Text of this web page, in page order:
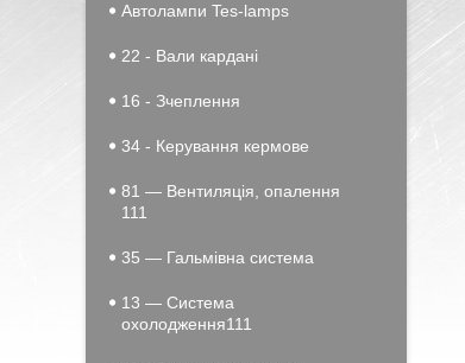
Автолампи Tes-lamps
22 - Вали кардані
16 - Зчеплення
34 - Керування кермове
81 — Вентиляція, опалення
111
35 — Гальмівна система
13 — Система
охолодження111